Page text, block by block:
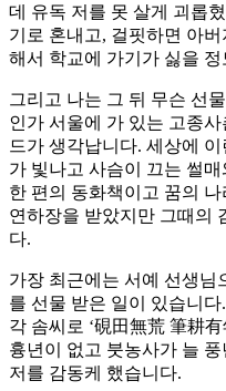
데 유독 저를 못 살게 괴롭
기로 혼내고, 걸핏하면 아
해서 학교에 가기가 싫을
그리고 나는 그 뒤 무슨 선
인가 서울에 가 있는 고종
드가 생각납니다. 세상에
가 빛나고 사슴이 끄는 썰
한 편의 동화책이고 꿈의
연하장을 받았지만 그때의
다.
가장 최근에는 서예 선생님
를 선물 받은 일이 있습니
각 솜씨로 ‘硯田無荒 筆耕
흉년이 없고 붓농사가 늘
저를 감동케 했습니다.